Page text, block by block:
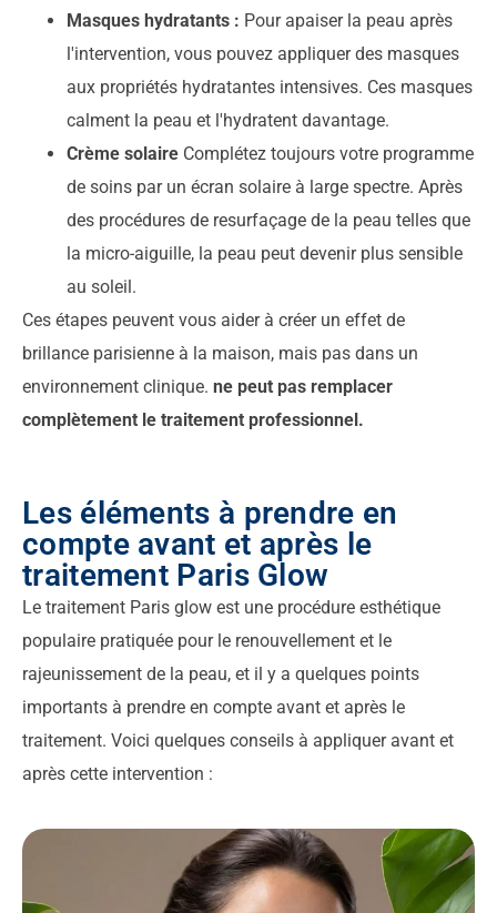
Masques hydratants : Pour apaiser la peau après
l'intervention, vous pouvez appliquer des masques
aux propriétés hydratantes intensives. Ces masques
calment la peau et l'hydratent davantage.
Crème solaire Complétez toujours votre programme
de soins par un écran solaire à large spectre. Après
des procédures de resurfaçage de la peau telles que
la micro-aiguille, la peau peut devenir plus sensible
au soleil.
Ces étapes peuvent vous aider à créer un effet de
brillance parisienne à la maison, mais pas dans un
environnement clinique. ne peut pas remplacer
complètement le traitement professionnel.
Les éléments à prendre en
compte avant et après le
traitement Paris Glow
Le traitement Paris glow est une procédure esthétique
populaire pratiquée pour le renouvellement et le
rajeunissement de la peau, et il y a quelques points
importants à prendre en compte avant et après le
traitement. Voici quelques conseils à appliquer avant et
après cette intervention :